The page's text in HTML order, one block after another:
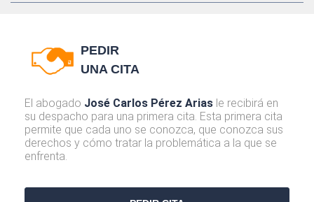
PEDIR
UNA CITA
El abogado José Carlos Pérez Arias le recibirá en
su despacho para una primera cita. Esta primera cita
permite que cada uno se conozca, que conozca sus
derechos y cómo tratar la problemática a la que se
enfrenta.